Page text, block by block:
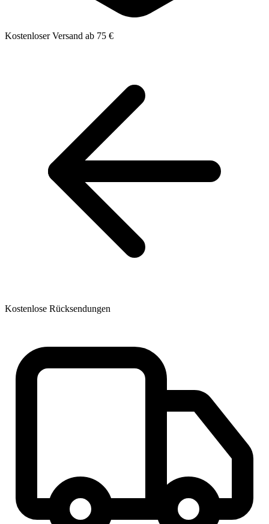
Kostenloser Versand ab 75 €
Kostenlose Rücksendungen